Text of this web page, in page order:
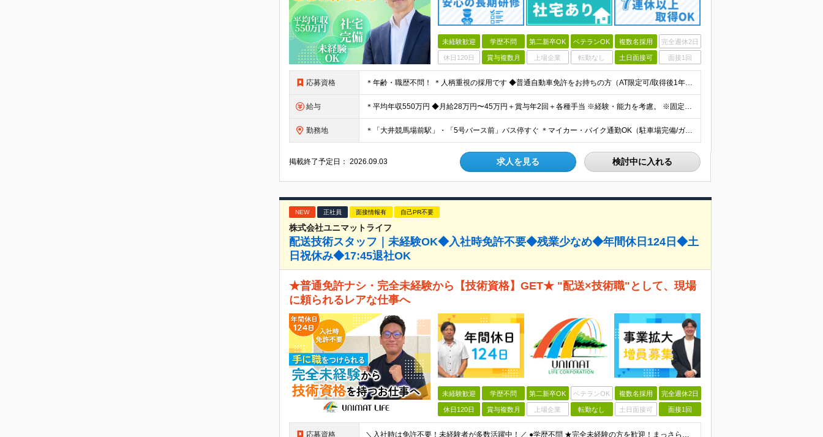
未経験歓迎 学歴不問 第二新卒OK ベテランOK 複数名採用 完全週休2日
休日120日 賞与複数月 上場企業 転勤なし 土日面接可 面接1回
応募資格 ＊年齢・職歴不問！ ＊人柄重視の採用です ◆普通自動車免許をお持ちの方（AT限定可/取得後1年以上） ※大型二種免許の取得費用は全額会社で負担します！ ◆学歴不問 ★こんな方を大歓迎！ ・運転が好
給与 ＊平均年収550万円 ◆月給28万円〜45万円＋賞与年2回＋各種手当 ※経験・能力を考慮。 ※固定残業代を含む（60時間分/7.9万〜8.5万円含む・超過別途支給） ※試用期間3ヶ月あり（給与は千葉
勤務地 ＊「大井競馬場前駅」・「5号バース前」バス停すぐ ＊マイカー・バイク通勤OK（駐車場完備/ガソリン代支給） 【東京営業所】 東京都品川区八潮2-8-9 【本社営業所】 千葉県佐倉市城内町247-1
掲載終了予定日：2026.09.03 求人を見る 検討中に入れる
NEW 正社員 面接情報有 自己PR不要
株式会社ユニマットライフ
配送技術スタッフ｜未経験OK◆入社時免許不要◆残業少なめ◆年間休日124日◆土
日祝休み◆17:45退社OK
★普通免許ナシ・完全未経験から【技術資格】GET★ "配送×技術職"として、現場
に頼られるレアな仕事へ
未経験歓迎 学歴不問 第二新卒OK ベテランOK 複数名採用 完全週休2日
休日120日 賞与複数月 上場企業 転勤なし 土日面接可 面接1回
応募資格 ＼入社時は免許不要！未経験者が多数活躍中！／ ●学歴不問 ★完全未経験の方を歓迎！まっさらなあなたを待っています！ ～こんな方にピッタリ～ ・人に喜ばれることが好きな方 ・適度に体を動かしつつ、専門